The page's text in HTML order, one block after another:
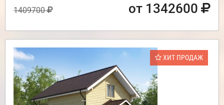
1409700 от 1342600
ХИТ ПРОДАЖ